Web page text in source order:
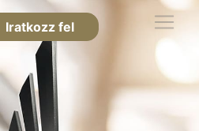
Iratkozz fel